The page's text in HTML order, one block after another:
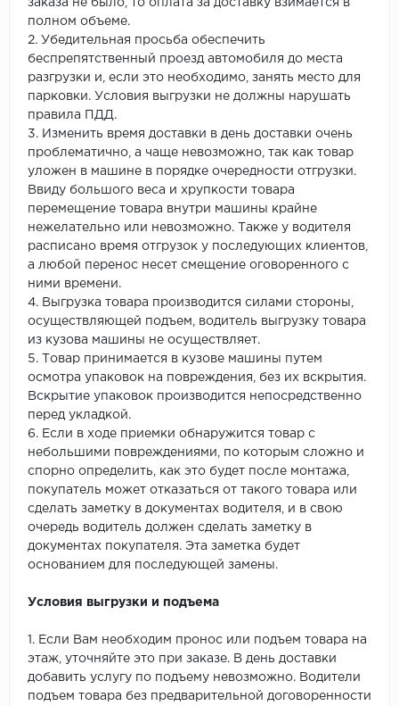
заказа не было, то оплата за доставку взимается в
полном объеме.
2. Убедительная просьба обеспечить
беспрепятственный проезд автомобиля до места
разгрузки и, если это необходимо, занять место для
парковки. Условия выгрузки не должны нарушать
правила ПДД.
3. Изменить время доставки в день доставки очень
проблематично, а чаще невозможно, так как товар
уложен в машине в порядке очередности отгрузки.
Ввиду большого веса и хрупкости товара
перемещение товара внутри машины крайне
нежелательно или невозможно. Также у водителя
расписано время отгрузок у последующих клиентов,
а любой перенос несет смещение оговоренного с
ними времени.
4. Выгрузка товара производится силами стороны,
осуществляющей подъем, водитель выгрузку товара
из кузова машины не осуществляет.
5. Товар принимается в кузове машины путем
осмотра упаковок на повреждения, без их вскрытия.
Вскрытие упаковок производится непосредственно
перед укладкой.
6. Если в ходе приемки обнаружится товар с
небольшими повреждениями, по которым сложно и
спорно определить, как это будет после монтажа,
покупатель может отказаться от такого товара или
сделать заметку в документах водителя, и в свою
очередь водитель должен сделать заметку в
документах покупателя. Эта заметка будет
основанием для последующей замены.
Условия выгрузки и подъема
1. Если Вам необходим пронос или подъем товара на
этаж, уточняйте это при заказе. В день доставки
добавить услугу по подъему невозможно. Водители
подъем товара без предварительной договоренности